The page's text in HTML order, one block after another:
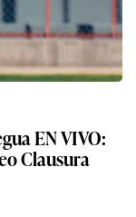
EN VIVO:
Clausura